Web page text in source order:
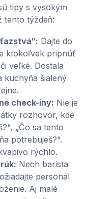
tipy s vysokým
tento týždeň:
Dajte do
ktokoľvek pripnúť
veľké. Dostala
kuchyňa šialený
check-iny: Nie je
rozhovor, kde
„Čo sa tento
potrebuješ?“.
rýchlo.
Nech barista
personál
Aj malé